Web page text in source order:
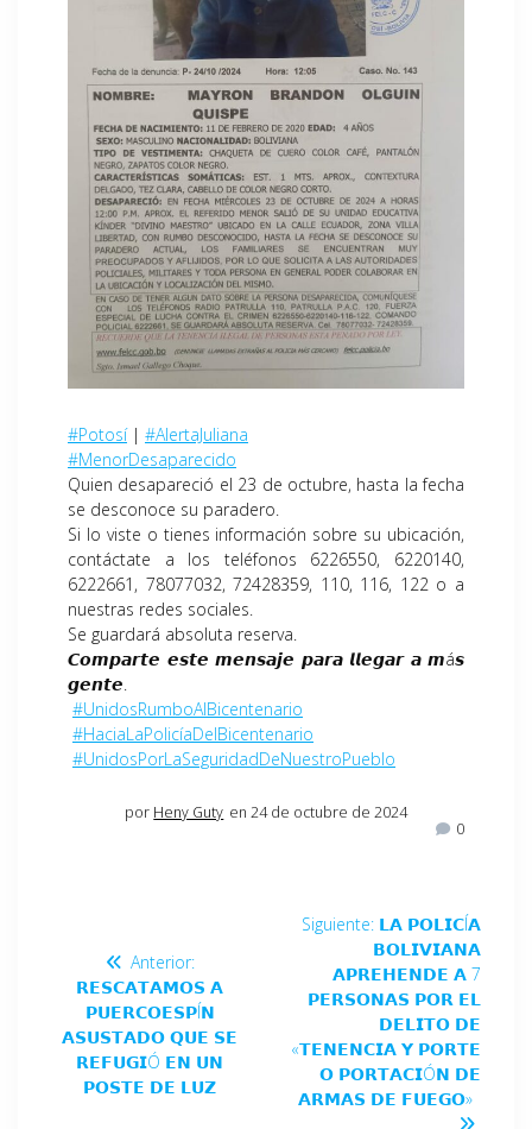
#Potosí| #AlertaJuliana
#MenorDesaparecido
Quien desapareció el 23 de octubre, hasta la fecha
se desconoce su paradero.
Si lo viste o tienes información sobre su ubicación,
contáctate a los teléfonos 6226550, 6220140,
6222661, 78077032, 72428359, 110, 116, 122 o a
nuestras redes sociales.
Se guardará absoluta reserva.
𝘾𝙤𝙢𝙥𝙖𝙧𝙩𝙚 𝙚𝙨𝙩𝙚 𝙢𝙚𝙣𝙨𝙖𝙟𝙚 𝙥𝙖𝙧𝙖 𝙡𝙡𝙚𝙜𝙖𝙧 𝙖 𝙢á𝙨
𝙜𝙚𝙣𝙩𝙚.
#UnidosRumboAlBicentenario
#HaciaLaPolicíaDelBicentenario
#UnidosPorLaSeguridadDeNuestroPueblo
por Heny Guty en 24 de octubre de 2024
0
Anterior:
𝗥𝗘𝗦𝗖𝗔𝗧𝗔𝗠𝗢𝗦 𝗔
𝗣𝗨𝗘𝗥𝗖𝗢𝗘𝗦𝗣Í𝗡
𝗔𝗦𝗨𝗦𝗧𝗔𝗗𝗢 𝗤𝗨𝗘 𝗦𝗘
𝗥𝗘𝗙𝗨𝗚𝗜Ó 𝗘𝗡 𝗨𝗡
𝗣𝗢𝗦𝗧𝗘 𝗗𝗘 𝗟𝗨𝗭
Siguiente: 𝗟𝗔 𝗣𝗢𝗟𝗜𝗖Í𝗔
𝗕𝗢𝗟𝗜𝗩𝗜𝗔𝗡𝗔
𝗔𝗣𝗥𝗘𝗛𝗘𝗡𝗗𝗘 𝗔 7
𝗣𝗘𝗥𝗦𝗢𝗡𝗔𝗦 𝗣𝗢𝗥 𝗘𝗟
𝗗𝗘𝗟𝗜𝗧𝗢 𝗗𝗘
«𝗧𝗘𝗡𝗘𝗡𝗖𝗜𝗔 𝗬 𝗣𝗢𝗥𝗧𝗘
𝗢 𝗣𝗢𝗥𝗧𝗔𝗖𝗜Ó𝗡 𝗗𝗘
𝗔𝗥𝗠𝗔𝗦 𝗗𝗘 𝗙𝗨𝗘𝗚𝗢»